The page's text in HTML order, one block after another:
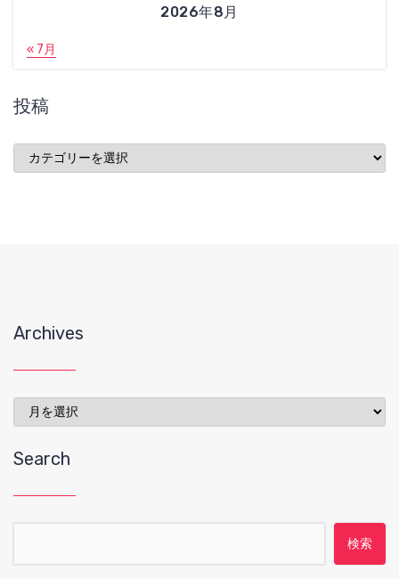
2026年8月
« 7月
投稿
稿
Archives
Archives
Search